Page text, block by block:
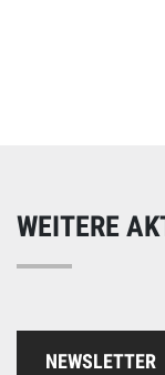
WEITERE
NEWSLETTER